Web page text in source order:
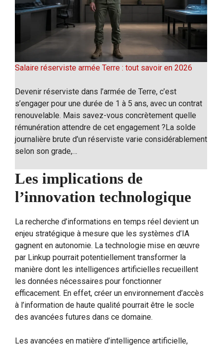
Salaire réserviste armée Terre : tout savoir en 2026
Devenir réserviste dans l’armée de Terre, c’est
s’engager pour une durée de 1 à 5 ans, avec un contrat
renouvelable. Mais savez-vous concrètement quelle
rémunération attendre de cet engagement ?La solde
journalière brute d’un réserviste varie considérablement
selon son grade,…
Les implications de
l’innovation technologique
La recherche d’informations en temps réel devient un
enjeu stratégique à mesure que les systèmes d’IA
gagnent en autonomie. La technologie mise en œuvre
par Linkup pourrait potentiellement transformer la
manière dont les intelligences artificielles recueillent
les données nécessaires pour fonctionner
efficacement. En effet, créer un environnement d’accès
à l’information de haute qualité pourrait être le socle
des avancées futures dans ce domaine.
Les avancées en matière d’intelligence artificielle,